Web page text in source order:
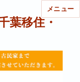
葉移住・
メニュー